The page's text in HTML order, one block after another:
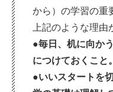
から）の学習の重
上記のような理由
●毎日、机に向か
につけておくこと。
●いいスタートを